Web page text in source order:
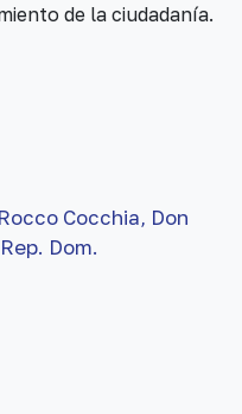
de la ciudadanía.
Cocchia, Don
Dom.